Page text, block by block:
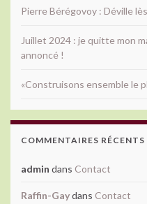
Pierre Bérégovoy : Déville
Juillet 2024 : je quitte mon
annoncé !
«Construisons ensemble le
COMMENTAIRES RÉCENTS
admin dans Contact
Raffin-Gaydans Contact